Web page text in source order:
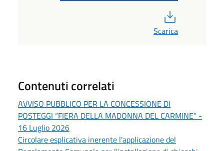
Scarica
Contenuti correlati
AVVISO PUBBLICO PER LA CONCESSIONE DI
POSTEGGI “FIERA DELLA MADONNA DEL CARMINE” -
16 Luglio 2026
Circolare esplicativa inerente l'applicazione del